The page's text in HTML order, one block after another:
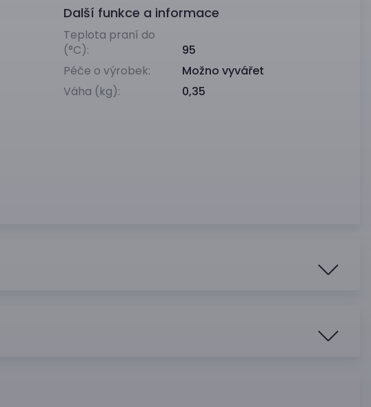
Další funkce a informace
Teplota praní do
(°C):
95
Péče o výrobek:
Možno vyvářet
Váha (kg):
0,35